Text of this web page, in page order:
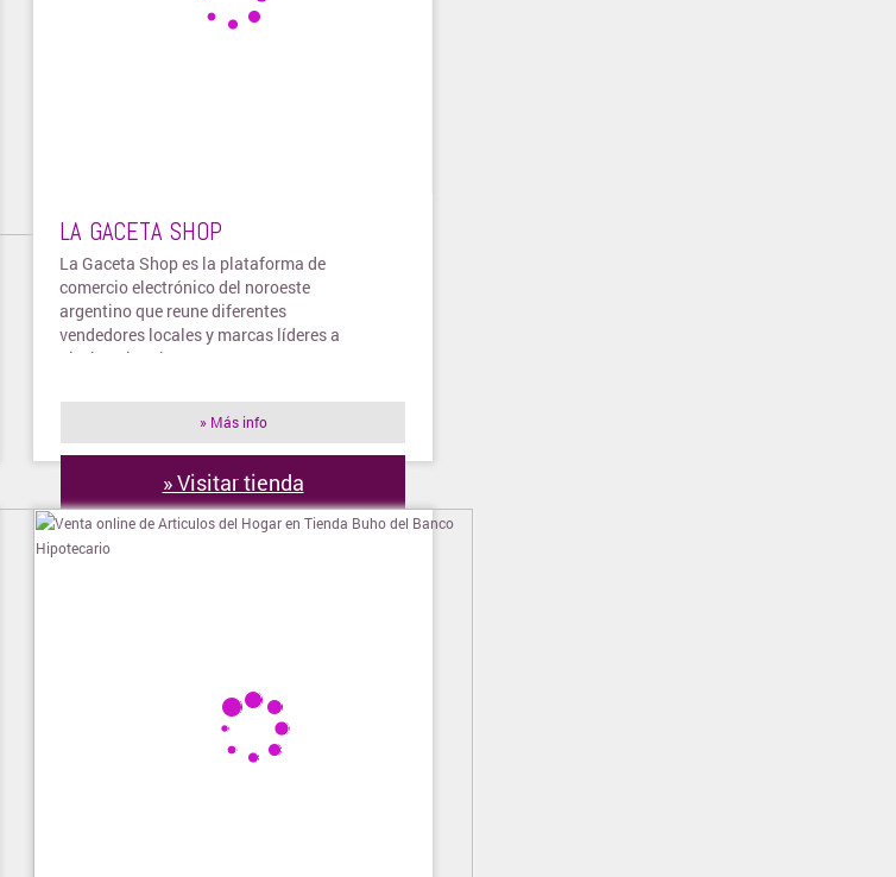
LA GACETA SHOP
La Gaceta Shop es la plataforma de
comercio electrónico del noroeste
argentino que reune diferentes
vendedores locales y marcas líderes a
nivel nacional.
» Más info
» Visitar tienda